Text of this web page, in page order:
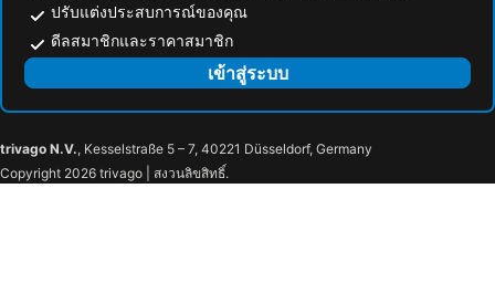
ปรับแต่งประสบการณ์ของคุณ
ดีลสมาชิกและราคาสมาชิก
เข้าสู่ระบบ
trivago N.V., Kesselstraße 5 – 7, 40221 Düsseldorf, Germany
Copyright 2026 trivago | สงวนลิขสิทธิ์.